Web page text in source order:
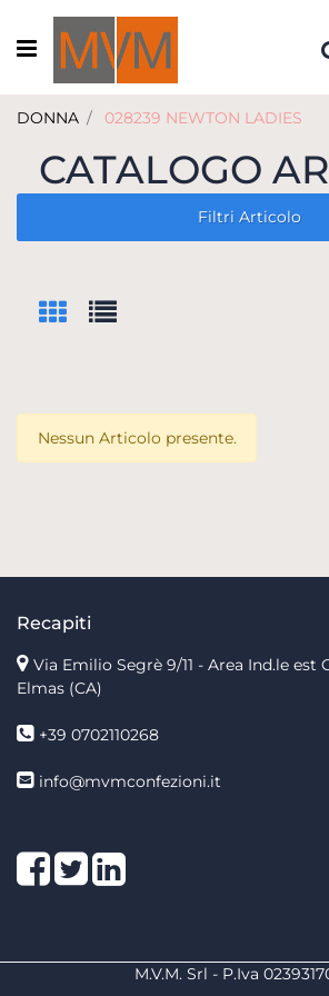
Open menu
DONNA 028239 NEWTON LADIES
CATALOGO
Filtri Articolo
Nessun Articolo presente.
Recapiti
Via Emilio Segrè 9/11 - Area Ind.le est
Elmas (CA)
+39 0702110268
info@mvmconfezioni.it
Facebook
TwitterLinkedIn
M.V.M. Srl - P.Iva